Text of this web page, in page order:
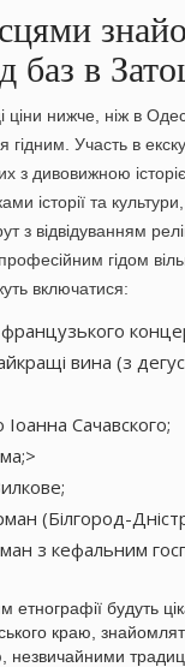
баз в
ціни нижче, ніж в
Участь в
з дивовижною
історії та
з відвідуванням
гідом
включатися:
вина (з
Сачавского;
(Білгород-
з кефальним
будуть
краю,
незвичайними